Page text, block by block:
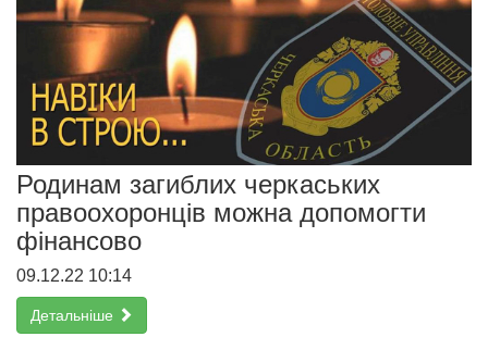
Родинам загиблих черкаських
правоохоронців можна допомогти
фінансово
09.12.22 10:14
Детальніше